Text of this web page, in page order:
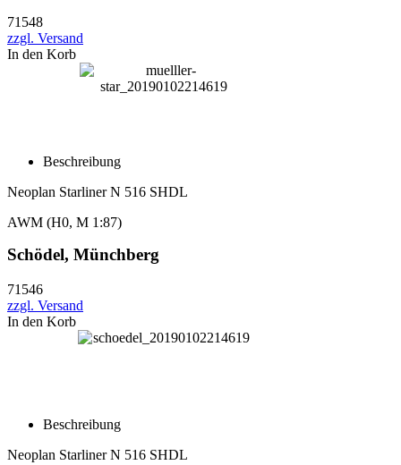
71548
zzgl. Versand
In den Korb
Beschreibung
Neoplan Starliner N 516 SHDL
AWM (H0, M 1:87)
Schödel, Münchberg
71546
zzgl. Versand
In den Korb
Beschreibung
Neoplan Starliner N 516 SHDL